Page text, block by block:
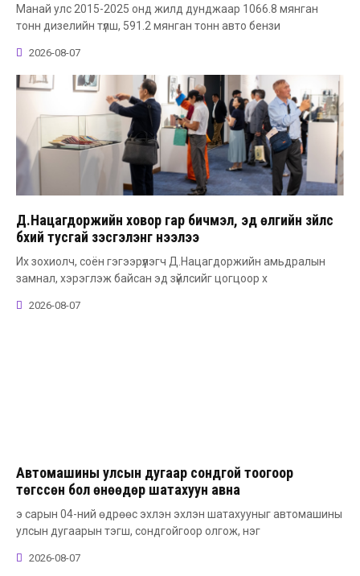
Манай улс 2015-2025 онд жилд дунджаар 1066.8 мянган
тонн дизелийн түлш, 591.2 мянган тонн авто бензи
2026-08-07
Д.Нацагдоржийн ховор гар бичмэл, эд өлгийн зүйлс
бүхий тусгай үзэсгэлэнг нээлээ
Их зохиолч, соён гэгээрүүлэгч Д.Нацагдоржийн амьдралын
замнал, хэрэглэж байсан эд зүйлсийг цогцоор х
2026-08-07
Автомашины улсын дугаар сондгой тоогоор
төгссөн бол өнөөдөр шатахуун авна
э сарын 04-ний өдрөөс эхлэн эхлэн шатахууныг автомашины
улсын дугаарын тэгш, сондгойгоор олгож, нэг
2026-08-07